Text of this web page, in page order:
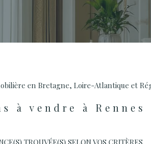
en Bretagne, Loire-Atlantique et
à vendre à Rennes
TROUVÉE(S) SELON VOS CRITÈRES